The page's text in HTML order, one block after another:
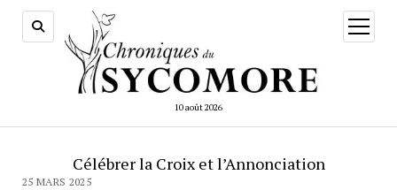
10 août 2026
ouvrir
menu
Célébrer la Croix et l’Annonciation
25 MARS 2025